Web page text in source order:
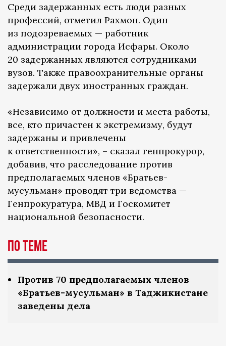
Среди задержанных есть люди разных
профессий, отметил Рахмон. Один
из подозреваемых — работник
администрации города Исфары. Около
20 задержанных являются сотрудниками
вузов. Также правоохранительные органы
задержали двух иностранных граждан.
«Независимо от должности и места работы,
все, кто причастен к экстремизму, будут
задержаны и привлечены
к ответственности», – сказал генпрокурор,
добавив, что расследование против
предполагаемых членов «Братьев-
мусульман» проводят три ведомства —
Генпрокуратура, МВД и Госкомитет
национальной безопасности.
по теме
Против 70 предполагаемых членов
«Братьев-мусульман» в Таджикистане
заведены дела